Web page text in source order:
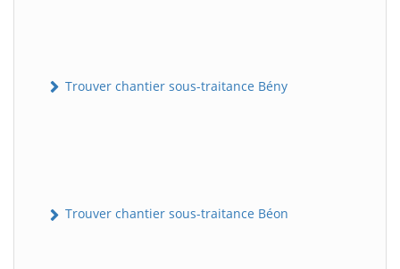
Trouver chantier sous-traitance Bény
Trouver chantier sous-traitance Béon